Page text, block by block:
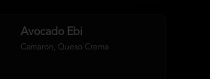
Avocado Ebi
Camaron, Queso Crema